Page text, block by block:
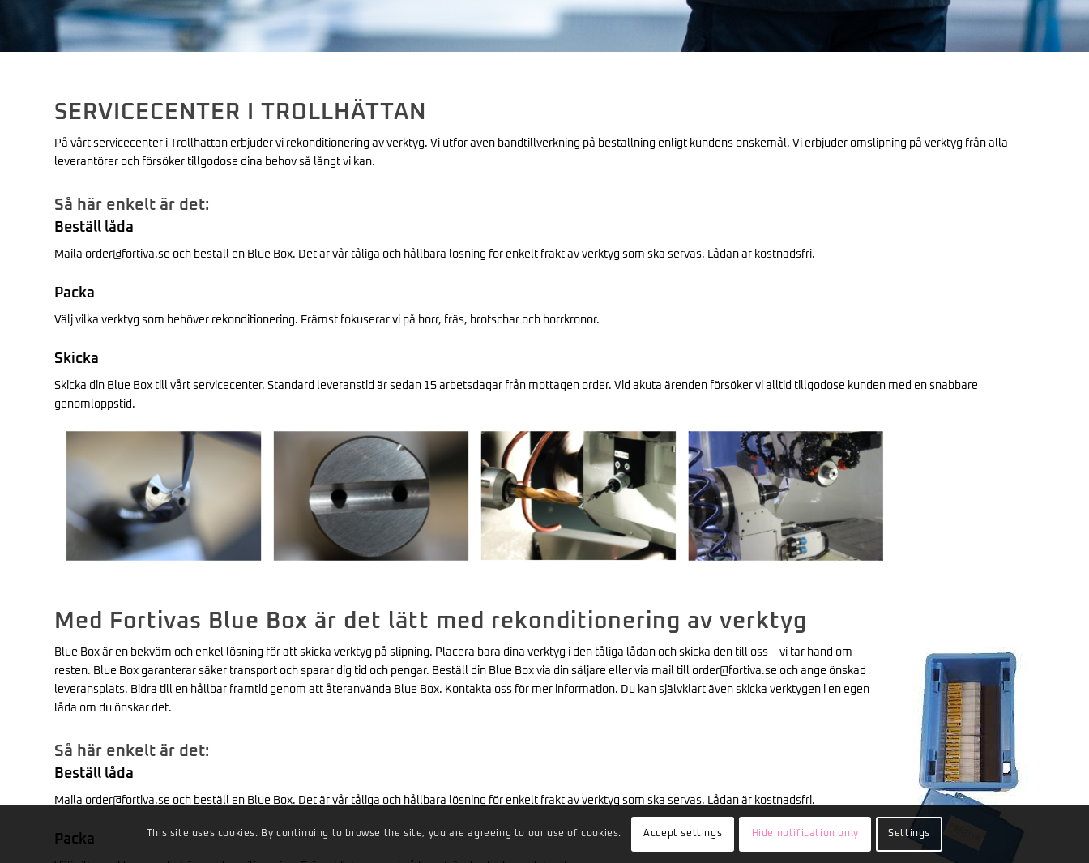
SERVICECENTER I TROLLHÄTTAN
På vårt servicecenter i Trollhättan erbjuder vi rekonditionering av verktyg. Vi utför även bandtillverkning på beställning enligt kundens önskemål. Vi erbjuder omslipning på verktyg från alla
leverantörer och försöker tillgodose dina behov så långt vi kan.
Så här enkelt är det:
Beställ låda
Maila order@fortiva.se och beställ en Blue Box. Det är vår tåliga och hållbara lösning för enkelt frakt av verktyg som ska servas. Lådan är kostnadsfri.
Packa
Välj vilka verktyg som behöver rekonditionering. Främst fokuserar vi på borr, fräs, brotschar och borrkronor.
Skicka
Skicka din Blue Box till vårt servicecenter. Standard leveranstid är sedan 15 arbetsdagar från mottagen order. Vid akuta ärenden försöker vi alltid tillgodose kunden med en snabbare
genomloppstid.
Med Fortivas Blue Box är det lätt med rekonditionering av verktyg
Blue Box är en bekväm och enkel lösning för att skicka verktyg på slipning. Placera bara dina verktyg i den tåliga lådan och skicka den till oss – vi tar hand om
resten. Blue Box garanterar säker transport och sparar dig tid och pengar. Beställ din Blue Box via din säljare eller via mail till order@fortiva.se och ange önskad
leveransplats. Bidra till en hållbar framtid genom att återanvända Blue Box. Kontakta oss för mer information. Du kan självklart även skicka verktygen i en egen
låda om du önskar det.
Så här enkelt är det:
Beställ låda
Maila order@fortiva.se och beställ en Blue Box. Det är vår tåliga och hållbara lösning för enkelt frakt av verktyg som ska servas. Lådan är kostnadsfri.
Packa This site uses cookies. By continuing to browse the site, you are agreeing to our use of cookies. Accept settings Hide notification only Settings